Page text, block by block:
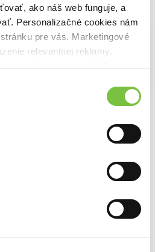
ako náš web funguje, a
Personalizačné cookies nám
pre vás. Marketingové
relevantnej reklamy.
aj s tretími stranami. Veľmi by
pre teba
Na sklade
13,60€